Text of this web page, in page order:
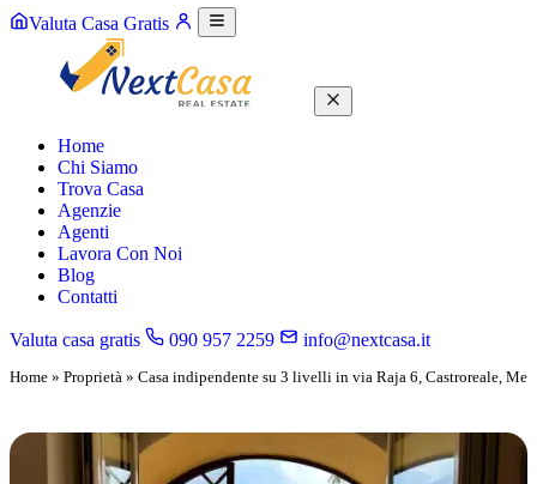
Valuta Casa Gratis
Home
Chi Siamo
Trova Casa
Agenzie
Agenti
Lavora Con Noi
Blog
Contatti
Valuta casa gratis 090 957 2259 info@nextcasa.it
Home » Proprietà » Casa indipendente su 3 livelli in via Raja 6, Castroreale, Me